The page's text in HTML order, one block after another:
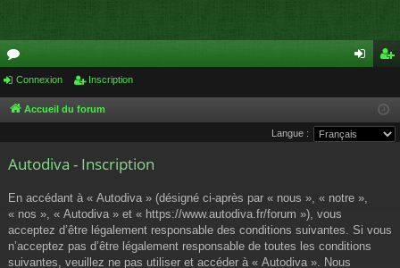
or
u
s
cri
pti
Connexion Inscription
Accueil du forum
Langue :
Autodiva - Inscription
En accédant à « Autodiva » (désigné ci-après par « nous », « notre »,
« nos », « Autodiva » et « https://www.autodiva.fr/forum »), vous
acceptez d’être légalement responsable des conditions suivantes. Si vous
n’acceptez pas d’être légalement responsable de toutes les conditions
suivantes, veuillez ne pas utiliser et accéder à « Autodiva ». Nous